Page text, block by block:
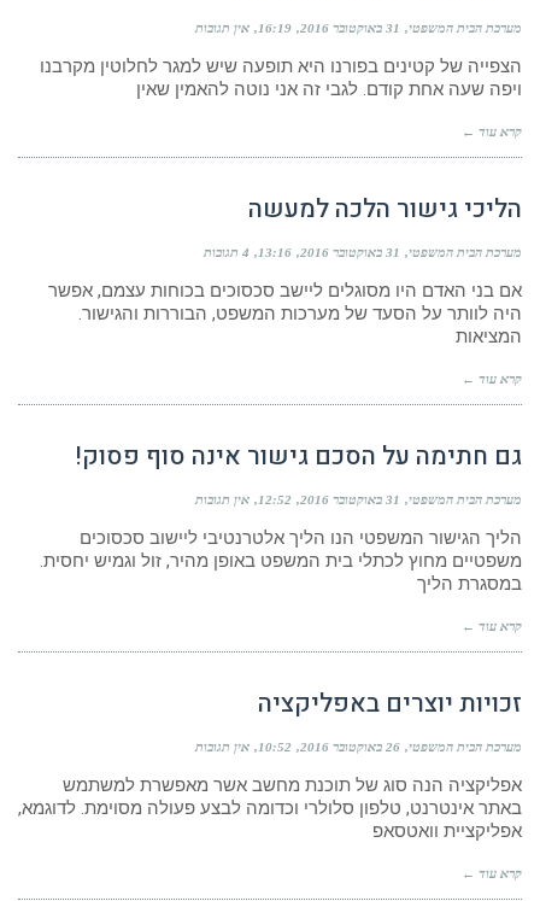
מערכת הבית המשפטי 31 באוקטובר 2016 16:19 אין תגובות
הצפייה של קטינים בפורנו היא תופעה שיש למגר לחלוטין מקרבנו
ויפה שעה אחת קודם. לגבי זה אני נוטה להאמין שאין
קרא עוד ←
הליכי גישור הלכה למעשה
מערכת הבית המשפטי 31 באוקטובר 2016 13:16 4 תגובות
אם בני האדם היו מסוגלים ליישב סכסוכים בכוחות עצמם, אפשר
היה לוותר על הסעד של מערכות המשפט, הבוררות והגישור.
המציאות
קרא עוד ←
גם חתימה על הסכם גישור אינה סוף פסוק!
מערכת הבית המשפטי 31 באוקטובר 2016 12:52 אין תגובות
הליך הגישור המשפטי הנו הליך אלטרנטיבי ליישוב סכסוכים
משפטיים מחוץ לכתלי בית המשפט באופן מהיר, זול וגמיש יחסית.
במסגרת הליך
קרא עוד ←
זכויות יוצרים באפליקציה
מערכת הבית המשפטי 26 באוקטובר 2016 10:52 אין תגובות
אפליקציה הנה סוג של תוכנת מחשב אשר מאפשרת למשתמש
באתר אינטרנט, טלפון סלולרי וכדומה לבצע פעולה מסוימת. לדוגמא,
אפליקציית וואטסאפ
קרא עוד ←